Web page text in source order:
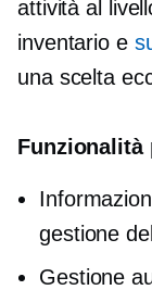
attività al
inventario e
una scelta
Funzionalità
gestione
Gestione